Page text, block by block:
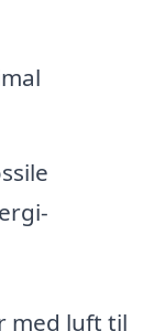
med luft til